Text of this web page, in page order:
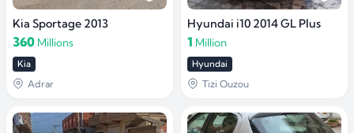
Kia Sportage 2013
360 Millions
Kia
Adrar
Hyundai i10 2014 GL Plus
1 Million
Hyundai
Tizi Ouzou